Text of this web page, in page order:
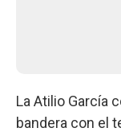
La Atilio García
bandera con el